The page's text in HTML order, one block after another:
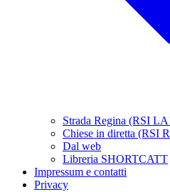
Strada Regina (RSI
Chiese in diretta (RSI
Dal web
Libreria SHORTCATT
Impressum e contatti
Privacy